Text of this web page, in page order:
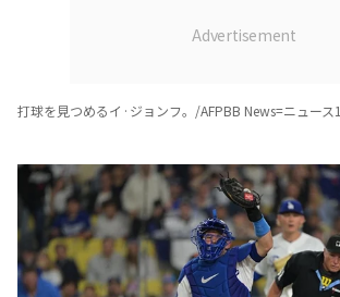
打球を見つめるイ·ジョンフ。/AFPBB News=ニュース1